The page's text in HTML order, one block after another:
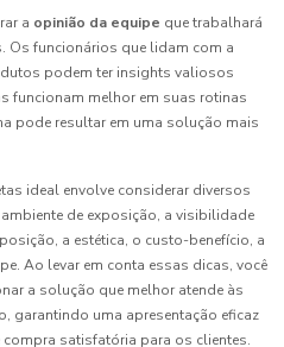
a opinião da equipe que trabalhará
Os funcionários que lidam com a
podem ter insights valiosos
funcionam melhor em suas rotinas
pode resultar em uma solução mais
ideal envolve considerar diversos
de exposição, a visibilidade
a estética, o custo-benefício, a
Ao levar em conta essas dicas, você
a solução que melhor atende às
garantindo uma apresentação eficaz
satisfatória para os clientes.